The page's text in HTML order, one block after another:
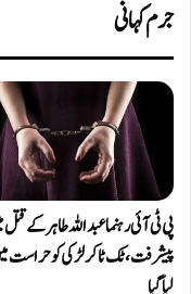
جرم کہانی
پی ٹی آئی رہنما عبداللہ طاہر کے
پیشرفت، ٹک ٹاکر لڑکی کو
لیا گیا